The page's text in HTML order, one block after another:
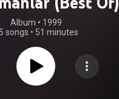
Album • 1999
songs • 51 minutes